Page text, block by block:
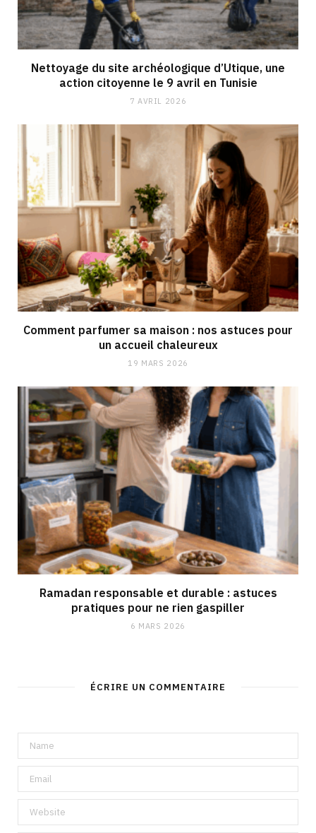
Nettoyage du site archéologique d’Utique, une
action citoyenne le 9 avril en Tunisie
7 AVRIL 2026
Comment parfumer sa maison : nos astuces pour
un accueil chaleureux
19 MARS 2026
Ramadan responsable et durable : astuces
pratiques pour ne rien gaspiller
6 MARS 2026
ÉCRIRE UN COMMENTAIRE